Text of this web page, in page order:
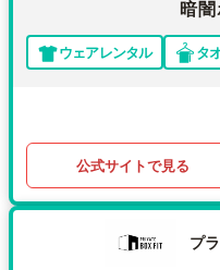
暗
ウェアレンタル タ
公式サイトで見る
プ